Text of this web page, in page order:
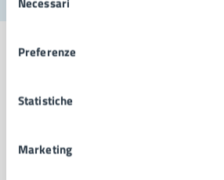
del
Preferenze
Statistiche
Marketing
Comune di Napoli
AMMINISTRAZIONE